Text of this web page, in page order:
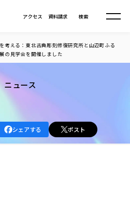
資料請求
アクセス 検索
学部・大学院TOP
考える：東北古典彫刻修復研究所と山辺町ふる
の見学会を開催しました
ニュース
シェアする ポスト